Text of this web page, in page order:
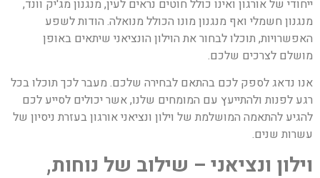
ייחודי של אורגון ואינו כולל חוטים נראים לעין, מנגנון מג'יק וונד,
מנגנון חשמלי ואף מנגנון מונו הכולל מנואלה. הודות לשפע
האפשרויות, תוכלו לבחור את הוילון הונציאני שיתאים באופן
מושלם לצרכים שלכם.
אנו נדאג לספק לכם בהתאם לבחירה שלכם. מעבר לכך תוכלו בכל
רגע לפנות ולהתייעץ עם המומחים שלנו, אשר יכולים לסייע לכם
להגיע להתאמה המושלמת של וילון ונציאני אורגון בעזרת ניסיון של
עשרות שנים.
וילון ונציאני – שילוב של נוחות,